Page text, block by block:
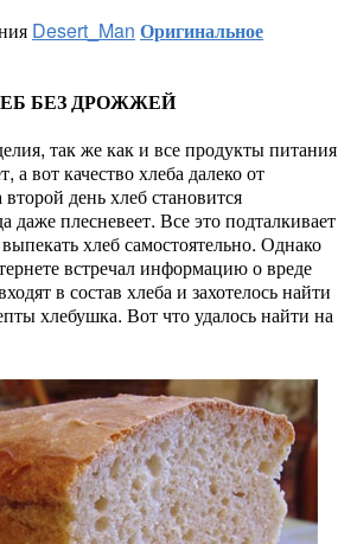
Desert_Man Оригинальное
БЕЗ ДРОЖЖЕЙ
так же как и все продукты питания
а вот качество хлеба далеко от
день хлеб становится
даже плесневеет. Все это подталкивает
хлеб самостоятельно. Однако
встречал информацию о вреде
в состав хлеба и захотелось найти
хлебушка. Вот что удалось найти на